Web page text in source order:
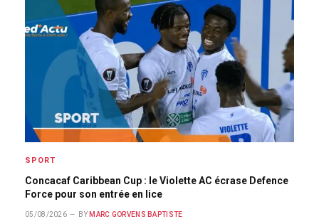
SPORT
Concacaf Caribbean Cup : le Violette AC écrase Defence
Force pour son entrée en lice
05/08/2026 BY MARC GORVENS BAPTISTE